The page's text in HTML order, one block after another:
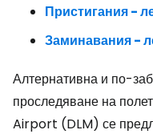
Пристигания -
Заминавания -
Алтернативна и по-
проследяване на
Airport (DLM) се